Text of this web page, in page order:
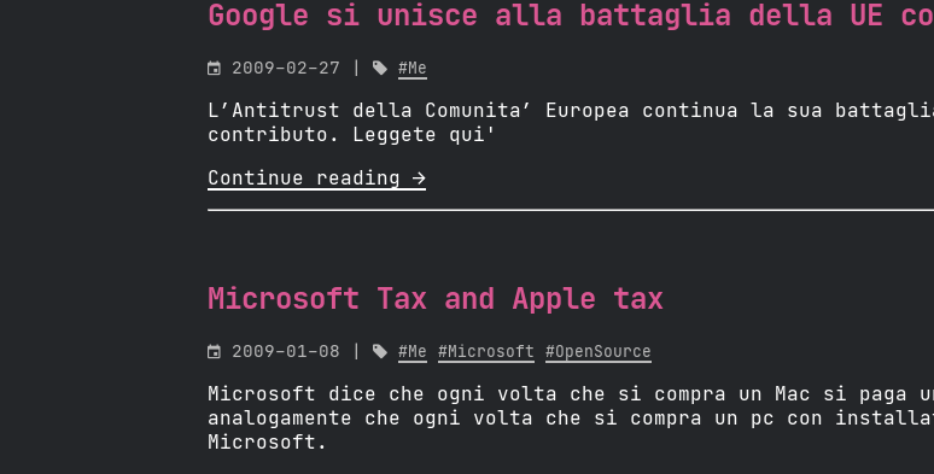
Google si unisce alla battaglia della UE
 2009-02-27 |  #Me
L’Antitrust della Comunita’ Europea continua la sua
contributo. Leggete qui'
Continue reading 
Microsoft Tax and Apple tax
 2009-01-08 |  #Me #Microsoft #OpenSource
Microsoft dice che ogni volta che si compra un Mac si paga
analogamente che ogni volta che si compra un pc con
Microsoft.